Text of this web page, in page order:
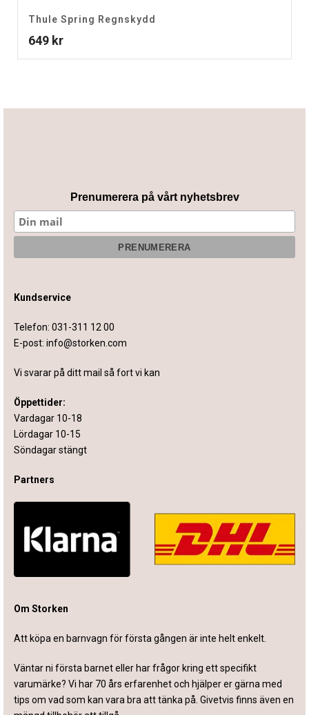
Thule Spring Regnskydd
649 kr
Prenumerera på vårt nyhetsbrev
Kundservice
Telefon: 031-311 12 00
E-post: info@storken.com
Vi svarar på ditt mail så fort vi kan
Öppettider:
Vardagar 10-18
Lördagar 10-15
Söndagar stängt
Partners
Om Storken
Att köpa en barnvagn för första gången är inte helt enkelt.
Väntar ni första barnet eller har frågor kring ett specifikt
varumärke? Vi har 70 års erfarenhet och hjälper er gärna med
tips om vad som kan vara bra att tänka på. Givetvis finns även en